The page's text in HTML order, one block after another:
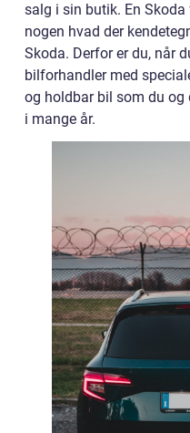
salg i sin butik. En
nogen hvad der
Skoda. Derfor er du, når
bilforhandler med
og holdbar bil som du
i mange år.